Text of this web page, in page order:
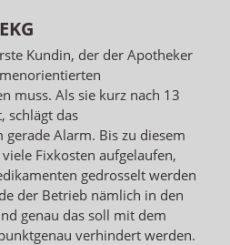
Kundin, der der Apotheker
muss. Als sie kurz nach 13
schlägt das
Alarm. Bis zu diesem
Fixkosten aufgelaufen,
gedrosselt werden
der Betrieb nämlich in den
genau das soll mit dem
verhindert werden.